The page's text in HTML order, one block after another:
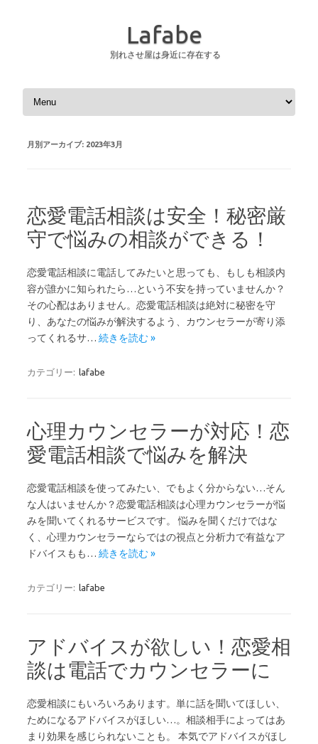
Lafabe
別れさせ屋は身近に存在する
コンテンツへスキップ
月別アーカイブ: 2023年3月
恋愛電話相談は安全！秘密厳
守で悩みの相談ができる！
恋愛電話相談に電話してみたいと思っても、もしも相談内
容が誰かに知られたら…という不安を持っていませんか？
その心配はありません。恋愛電話相談は絶対に秘密を守
り、あなたの悩みが解決するよう、カウンセラーが寄り添
ってくれるサ… 続きを読む »
カテゴリー: lafabe
心理カウンセラーが対応！恋
愛電話相談で悩みを解決
恋愛電話相談を使ってみたい、でもよく分からない…そん
な人はいませんか？恋愛電話相談は心理カウンセラーが悩
みを聞いてくれるサービスです。 悩みを聞くだけではな
く、心理カウンセラーならではの視点と分析力で有益なア
ドバイスもも… 続きを読む »
カテゴリー: lafabe
アドバイスが欲しい！恋愛相
談は電話でカウンセラーに
恋愛相談にもいろいろあります。単に話を聞いてほしい、
ためになるアドバイスがほしい…。相談相手によってはあ
まり効果を感じられないことも。 本気でアドバイスがほし